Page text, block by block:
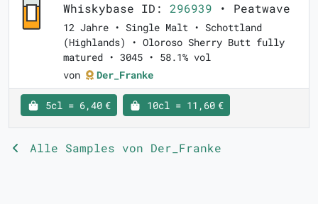
Whiskybase ID: 296939 • Peatwave
12 Jahre • Single Malt • Schottland
(Highlands) • Oloroso Sherry Butt fully
matured • 3045 • 58.1% vol
von
Der_Franke
5cl = 6,40 € 10cl = 11,60 €
Alle Samples von Der_Franke